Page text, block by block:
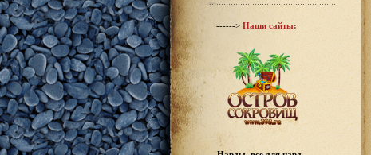
------> Наши сайты: